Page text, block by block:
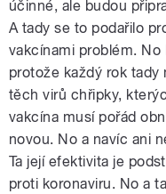
účinné, ale budou
A tady se to podařilo
vakcínami problém.
protože každý rok tady
těch virů chřipky,
vakcína musí pořád
novou. No a navíc ani
Ta její efektivita je
proti koronaviru. No a